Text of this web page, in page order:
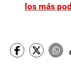
los más